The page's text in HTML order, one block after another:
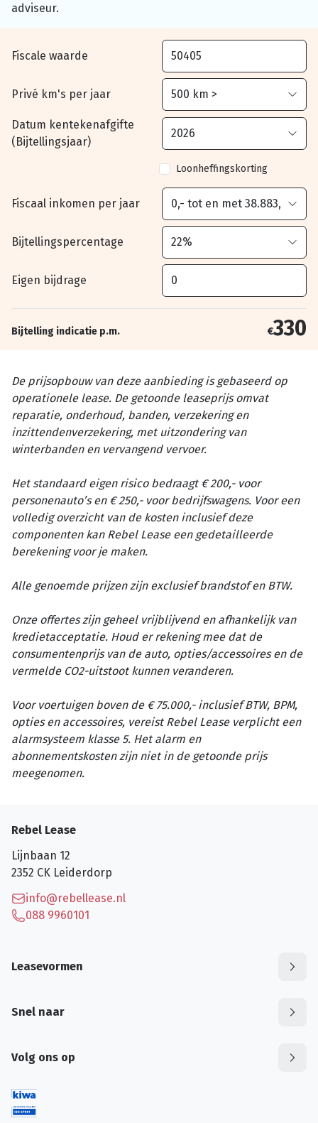
adviseur.
Fiscale waarde
Privé km's per jaar
Datum kentekenafgifte
(Bijtellingsjaar)
Loonheffingskorting
Fiscaal inkomen per jaar
Bijtellingspercentage
Eigen bijdrage
Bijtelling indicatie p.m. €330
De prijsopbouw van deze aanbieding is gebaseerd op
operationele lease. De getoonde leaseprijs omvat
reparatie, onderhoud, banden, verzekering en
inzittendenverzekering, met uitzondering van
winterbanden en vervangend vervoer.
Het standaard eigen risico bedraagt € 200,- voor
personenauto’s en € 250,- voor bedrijfswagens. Voor een
volledig overzicht van de kosten inclusief deze
componenten kan Rebel Lease een gedetailleerde
berekening voor je maken.
Alle genoemde prijzen zijn exclusief brandstof en BTW.
Onze offertes zijn geheel vrijblijvend en afhankelijk van
kredietacceptatie. Houd er rekening mee dat de
consumentenprijs van de auto, opties/accessoires en de
vermelde CO2-uitstoot kunnen veranderen.
Voor voertuigen boven de € 75.000,- inclusief BTW, BPM,
opties en accessoires, vereist Rebel Lease verplicht een
alarmsysteem klasse 5. Het alarm en
abonnementskosten zijn niet in de getoonde prijs
meegenomen.
Rebel Lease
Lijnbaan 12
2352 CK Leiderdorp
info@rebellease.nl
088 9960101
Leasevormen
Snel naar
Volg ons op